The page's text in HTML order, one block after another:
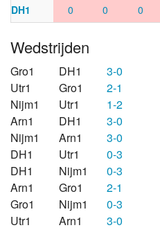
Archief
DH1
0 0 0
Wedstrijden
Gro1 DH1 3-0
Utr1
Gro1 2-1
Nijm1
Utr1 1-2
Arn1
DH1 3-0
Nijm1
Arn1 3-0
DH1
Utr1 0-3
DH1
Nijm1 0-3
Arn1
Gro1 2-1
Gro1
Nijm1 0-3
Utr1
Arn1 3-0